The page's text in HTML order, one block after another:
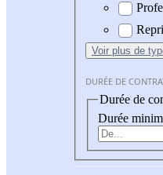
Voir plus de
DURÉE DE
Durée de
Durée